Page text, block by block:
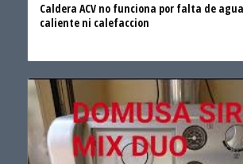
Caldera ACV no funciona por falta de
caliente ni calefaccion